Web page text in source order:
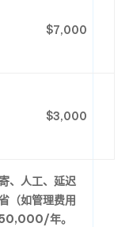
$7,000
$3,000
、人工、延迟
（如管理费用
年。